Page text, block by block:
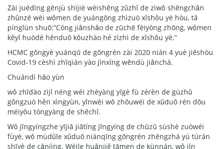
Zài juédìng gēnjù shìjiè wèishēng zǔzhī de zìwǒ shēngchǎn
zhǔnzé wèi wǒmen de yuángōng zhìzuò xǐshǒu yè hòu, tā
pínglùn shuō:“Cóng jiǎnshǎo de zūchē fèiyòng zhōng, wǒmen
kěyǐ huòdé hěnduō kǒuzhào hé zìzhì de xǐshǒu yè.”
HCMC gōngyè yuánqū de gōngrén zài 2020 nián 4 yuè jiēshòu
Covid-19 cèshì zhīqián yào jìnxíng wēndù jiǎnchá.
Chuándì hǎo yùn
wǒ zhīdào zìjǐ néng wéi zhèyàng yīgè fù zérèn de gùzhǔ
gōngzuò hěn xìngyùn, yīnwèi wǒ zhōuwéi de xǔduō rén dōu
méiyǒu tóngyàng de shēchǐ.
Wǒ jīngyíngzhe yījiā jiātíng jīngyíng de chūzū sùshè zuòwéi
fùyè, wǒ mùdǔle xǔduō niánqīng gōngrén zhēngzhá yú túrán
shīyè de cǎnjìng. Wèile huǎnjiě tāmen de kùnnán, wǒ jǐn